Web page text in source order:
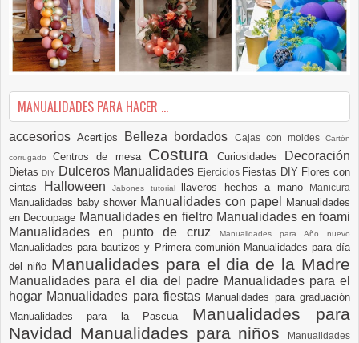
MANUALIDADES PARA HACER ...
accesoriosAcertijos Belleza bordados Cajas con moldesCartón
corrugadoCentros de mesa Costura Curiosidades Decoración
DietasDIY Dulceros Manualidades Ejercicios Fiestas DIY Flores con
cintas
Halloween Jabones tutorial llaveros hechos a mano Manicura
Manualidades baby shower Manualidades con papel
Manualidades
en Decoupage Manualidades en fieltro Manualidades en foami
Manualidades en punto de cruz
Manualidades para Año nuevo
Manualidades para bautizos y Primera comunión Manualidades para día
del niño Manualidades para el dia de la Madre
Manualidades para el dia del padre Manualidades para el
hogar Manualidades para fiestas Manualidades para graduación
Manualidades para la Pascua Manualidades para
Navidad Manualidades para niños
Manualidades